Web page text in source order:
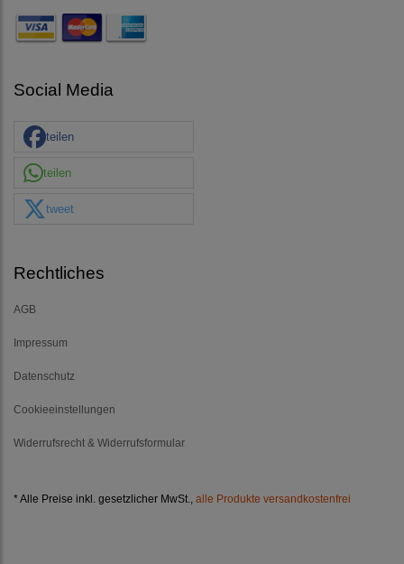
Social Media
teilen
teilen
tweet
Rechtliches
AGB
Impressum
Datenschutz
Cookieeinstellungen
Widerrufsrecht & Widerrufsformular
* Alle Preise inkl. gesetzlicher MwSt., alle Produkte versandkostenfrei